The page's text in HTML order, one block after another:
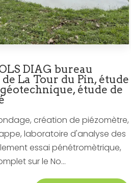
DIAG bureau
La Tour du Pin, étude
étude de
création de piézomètre,
laboratoire d'analyse des
essai pénétromètrique,
sur le No...